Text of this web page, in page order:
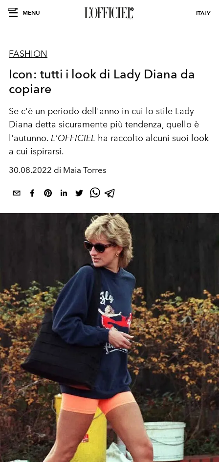
MENU ITALY
FASHION
Icon: tutti i look di Lady Diana da
copiare
Se c'è un periodo dell'anno in cui lo stile Lady
Diana detta sicuramente più tendenza, quello è
l'autunno. L'OFFICIEL ha raccolto alcuni suoi look
a cui ispirarsi.
30.08.2022 di Maia Torres